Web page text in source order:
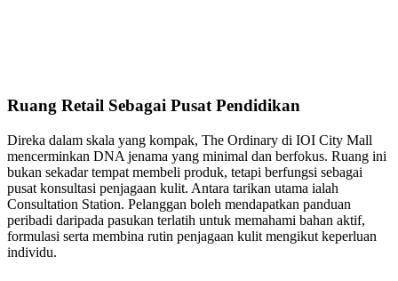
Ruang Retail Sebagai Pusat Pendidikan
Direka dalam skala yang kompak, The Ordinary di IOI City Mall
mencerminkan DNA jenama yang minimal dan berfokus. Ruang ini
bukan sekadar tempat membeli produk, tetapi berfungsi sebagai
pusat konsultasi penjagaan kulit. Antara tarikan utama ialah
Consultation Station. Pelanggan boleh mendapatkan panduan
peribadi daripada pasukan terlatih untuk memahami bahan aktif,
formulasi serta membina rutin penjagaan kulit mengikut keperluan
individu.